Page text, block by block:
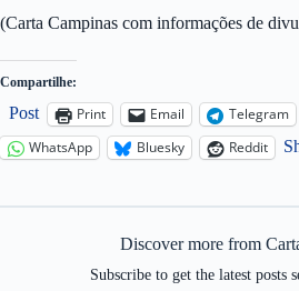
(Carta Campinas com informações de
Compartilhe:
Post Print Email Telegram
WhatsApp
Bluesky Reddit
Discover more from
Subscribe to get the latest posts